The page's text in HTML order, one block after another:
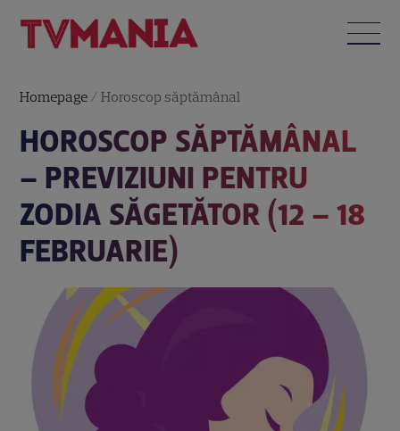
Homepage /Horoscop săptămânal
HOROSCOP SĂPTĂMÂNAL
– PREVIZIUNI PENTRU
ZODIA SĂGETĂTOR (12 – 18
FEBRUARIE)